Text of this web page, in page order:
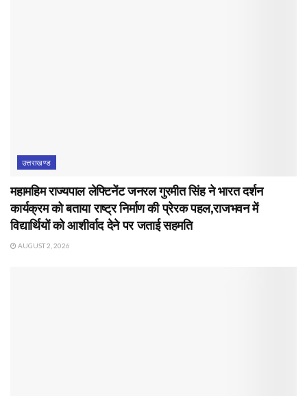
उत्तराखण्ड
महामहिम राज्यपाल लेफ्टिनेंट जनरल गुरमीत सिंह ने भारत दर्शन
कार्यक्रम को बताया राष्ट्र निर्माण की प्रेरक पहल,राजभवन में
विद्यार्थियों को आशीर्वाद देने पर जताई सहमति
AUGUST 2, 2026